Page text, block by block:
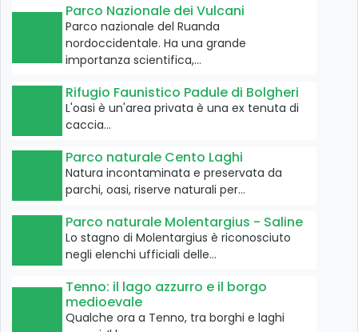
Parco Nazionale dei Vulcani
Parco nazionale del Ruanda
nordoccidentale. Ha una grande
importanza scientifica,…
Rifugio Faunistico Padule di Bolgheri
L'oasi è un'area privata è una ex tenuta di
caccia…
Parco naturale Cento Laghi
Natura incontaminata e preservata da
parchi, oasi, riserve naturali per…
Parco naturale Molentargius - Saline
Lo stagno di Molentargius è riconosciuto
negli elenchi ufficiali delle…
Tenno: il lago azzurro e il borgo
medioevale
Qualche ora a Tenno, tra borghi e laghi